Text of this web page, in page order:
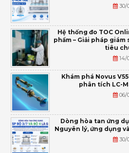
30/
Hệ thống đo TOC
phẩm – Giải pháp
tiêu
14/
Khám phá Novus
phân tích LC-
06/
Dòng hòa tan ứng
Nguyên lý, ứng dụng
30/